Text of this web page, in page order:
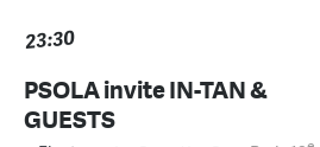
23:30
PSOLA invite IN-TAN &
GUESTS